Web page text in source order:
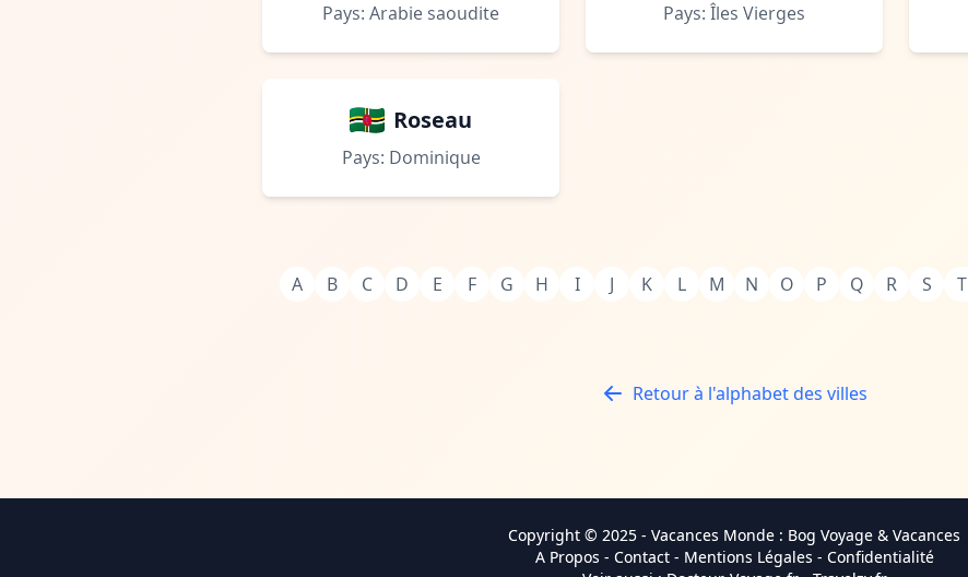
Pays: Arabie saoudite Pays: Îles Vierges
Roseau
Pays: Dominique
A B C D E F G H I J K L M N O P Q R S T
Retour à l'alphabet des villes
Copyright © 2025 - Vacances Monde : Bog Voyage & Vacances
A Propos - Contact- Mentions Légales - Confidentialité